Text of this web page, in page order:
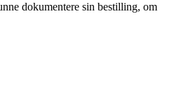
dokumentere sin bestilling, om